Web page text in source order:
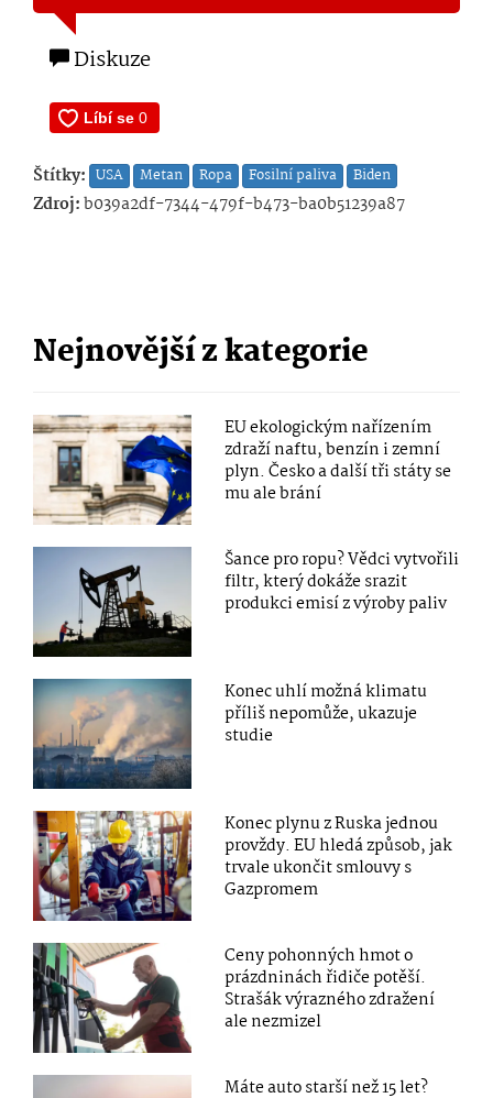
Diskuze
Štítky: USA Metan Ropa Fosilní paliva Biden
Zdroj:b039a2df-7344-479f-b473-ba0b51239a87
Nejnovější z kategorie
EU ekologickým nařízením
zdraží naftu, benzín i zemní
plyn. Česko a další tři státy se
mu ale brání
Šance pro ropu? Vědci vytvořili
filtr, který dokáže srazit
produkci emisí z výroby paliv
Konec uhlí možná klimatu
příliš nepomůže, ukazuje
studie
Konec plynu z Ruska jednou
provždy. EU hledá způsob, jak
trvale ukončit smlouvy s
Gazpromem
Ceny pohonných hmot o
prázdninách řidiče potěší.
Strašák výrazného zdražení
ale nezmizel
Máte auto starší než 15 let?